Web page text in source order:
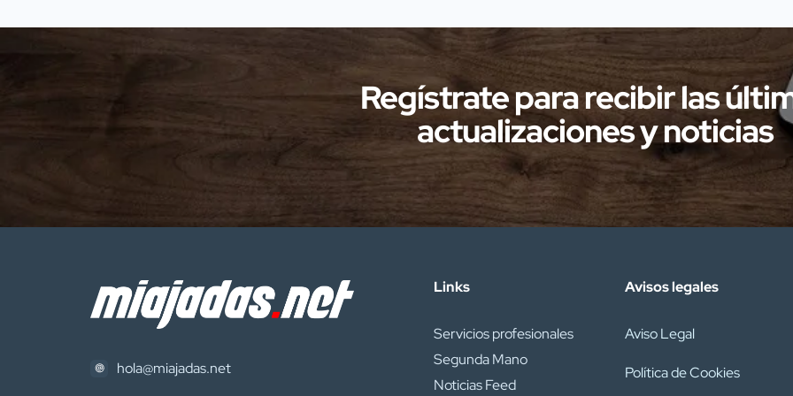
(SEPRONA) de la Comandancia de
Cáceres han llevado a cabo
investigaciones en diversas localidades
de la provincia de Cáceres relacionadas
con presuntos delitos […]
espectáculo de clown titulado “Ridi
Pagliaccio”. Será una cita ideal para
disfrutar en familia, combinando risas,
música y emociones. Venta […]
Regístrate para recibir las
actualizaciones y noticias
hola@miajadas.net
Links
Servicios profesionales
Segunda Mano
Noticias Feed
Avisos legales
Aviso Legal
Política de Cookies